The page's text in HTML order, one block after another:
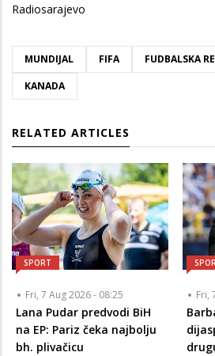
Radiosarajevo
MUNDIJAL FIFA
FUDBALSKA
KANADA
RELATED ARTICLES
SPORT
Fri, 7 Aug 2026 - 08:25
Lana Pudar predvodi BiH
na EP: Pariz čeka najbolju
bh. plivačicu
Fri,